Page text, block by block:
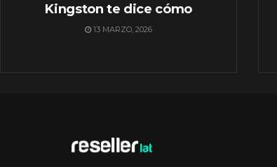
Kingston te dice cómo
13 MARZO, 2026